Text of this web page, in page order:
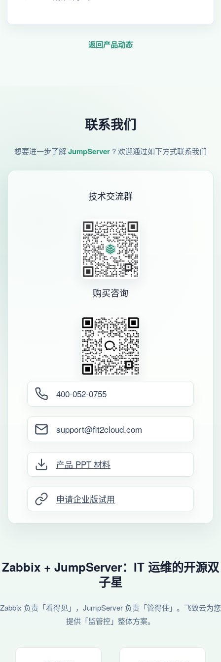
返回产品动态
联系我们
想要进一步了解JumpServer ? 欢迎通过如下方式联系我们
技术交流群
购买咨询
400-052-0755
support@fit2cloud.com
产品 PPT 材料
申请企业版试用
Zabbix + JumpServer：IT 运维的开源双
子星
Zabbix 负责「看得见」，JumpServer 负责「管得住」。飞致云为您
提供「监管控」整体方案。